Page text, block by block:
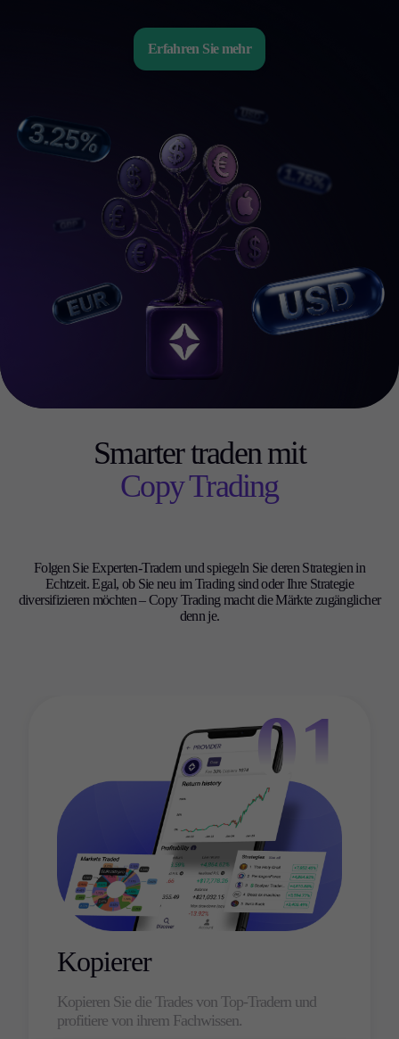
Erfahren Sie mehr
Smarter traden mit
Copy Trading
Folgen Sie Experten-Tradern und spiegeln Sie deren Strategien in
Echtzeit. Egal, ob Sie neu im Trading sind oder Ihre Strategie
diversifizieren möchten – Copy Trading macht die Märkte zugänglicher
denn je.
01
Kopierer
Kopieren Sie die Trades von Top-Tradern und
profitiere von ihrem Fachwissen.